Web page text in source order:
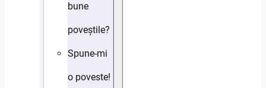
bune
poveștile?
Spune-mi
o poveste!